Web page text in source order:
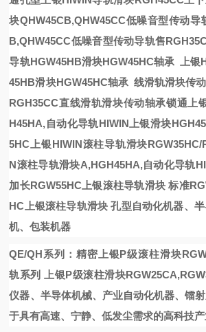
块QHW45CB,QHW45CC低噪音型传动导
B,QHW45CC低噪音型传动导轨售
导轨HGW45HB滑块HGW45HC轴承
上
45HB滑块HGW45HC轴承线滑轨滑块传
RGH35CC直线滑轨滑块传动轴承锁通 上
H45HA,自动化导轨HIWIN 上银滑块
5HC上银HIWIN滚柱导轨滑块RGW35HC/
N滚柱导轨滑块A,HGH45HA,自动化导轨
加长RGW55HC上银滚柱导轨滑块 标准
HC上银滚柱导轨滑块 孔型自动化机器、
机、包装机器
QE/QH系列：精密上银P级滚柱滑块
轨系列
上银P级滚柱滑块
仪器、半导体机械、产业自动化机器、镭
于具有高速、宁静、低发尘需求的高科技产